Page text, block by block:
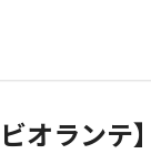
オラン